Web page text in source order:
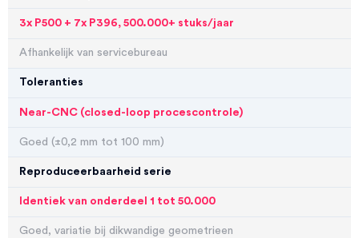
3x P500 + 7x P396, 500.000+ stuks/jaar
Afhankelijk van servicebureau
Toleranties
Near-CNC (closed-loop procescontrole)
Goed (±0,2 mm tot 100 mm)
Reproduceerbaarheid serie
Identiek van onderdeel 1 tot 50.000
Goed, variatie bij dikwandige geometrieen